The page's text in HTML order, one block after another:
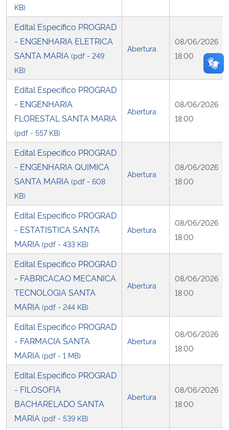
KB)
Edital Especifico PROGRAD
- ENGENHARIA ELETRICA
SANTA MARIA (pdf - 249
KB)
Abertura
08/06/2026
18:00
Edital Especifico PROGRAD
- ENGENHARIA
FLORESTAL SANTA MARIA
(pdf - 557 KB)
Abertura
08/06/2026
18:00
Edital Especifico PROGRAD
- ENGENHARIA QUIMICA
SANTA MARIA (pdf - 608
KB)
Abertura
08/06/2026
18:00
Edital Especifico PROGRAD
- ESTATISTICA SANTA
MARIA (pdf - 433 KB)
Abertura
08/06/2026
18:00
Edital Especifico PROGRAD
- FABRICACAO MECANICA
TECNOLOGIA SANTA
MARIA (pdf - 244 KB)
Abertura
08/06/2026
18:00
Edital Especifico PROGRAD
- FARMACIA SANTA
MARIA (pdf - 1 MB)
Abertura
08/06/2026
18:00
Edital Especifico PROGRAD
- FILOSOFIA
BACHARELADO SANTA
MARIA (pdf - 539 KB)
Abertura
08/06/2026
18:00